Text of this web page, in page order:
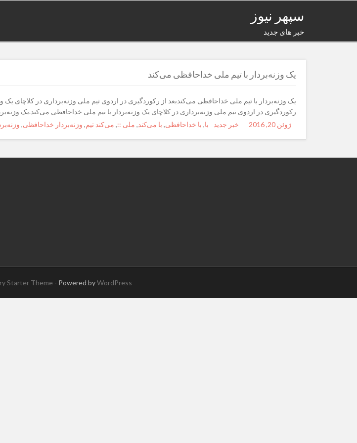
سپهر نیوز
خبر های جدید
یک وزنه‌بردار با تیم ملی خداحافظی می‌کند
یک وزنه‌بردار با تیم ملی خداحافظی می‌کندبعد از رکوردگیری در اردوی تیم ملی وزنه‌برداری در کلاچای
رکوردگیری در اردوی تیم ملی وزنه‌برداری در کلاچای یک وزنه‌بردار با تیم ملی خداحافظی می‌کند.یک
Posted
ژوئن 20, 2016 Author
Categories
خبر جدید Tags
با, با خداحافظی, با می‌کند, ملی ::, می‌کند تیم, وزنه‌بردار خداحافظی,
Starter Theme - Powered byWordPress